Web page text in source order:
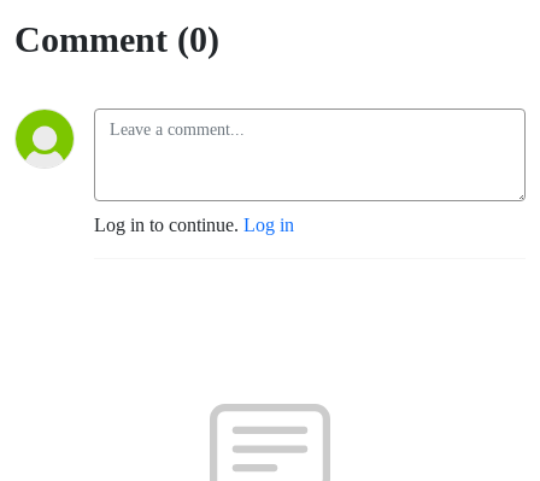
Comment (0)
Log in to continue. Log in